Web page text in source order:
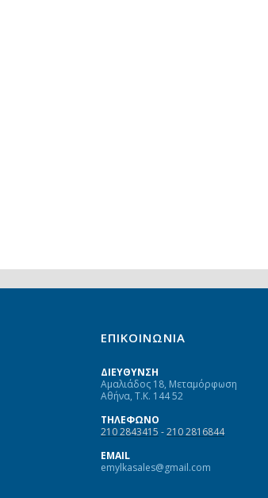
ΕΠΙΚΟΙΝΩΝΙΑ
ΔΙΕΥΘΥΝΣΗ
Αμαλιάδος 18, Μεταμόρφωση
Αθήνα, Τ.Κ. 144 52
ΤΗΛΕΦΩΝΟ
210 2843415 -210 2816844
EMAIL
emylkasales@gmail.com